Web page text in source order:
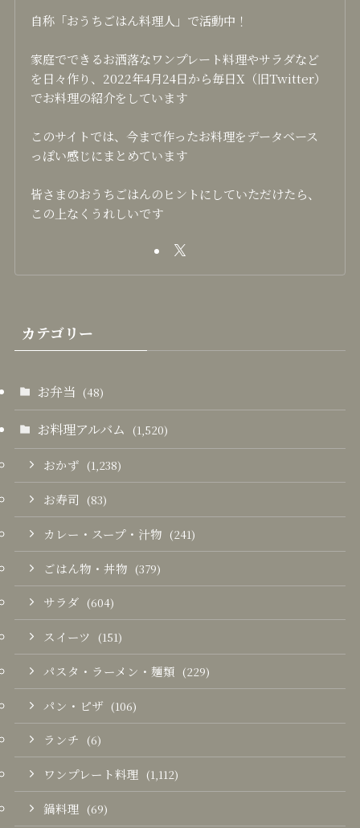
自称「おうちごはん料理人」で活動中！
家庭でできるお洒落なワンプレート料理やサラダなど
を日々作り、2022年4月24日から毎日X（旧Twitter）
でお料理の紹介をしています
このサイトでは、今まで作ったお料理をデータベース
っぽい感じにまとめています
皆さまのおうちごはんのヒントにしていただけたら、
この上なくうれしいです
カテゴリー
お弁当 (48)
お料理アルバム (1,520)
おかず (1,238)
お寿司 (83)
カレー・スープ・汁物 (241)
ごはん物・丼物 (379)
サラダ (604)
スイーツ (151)
パスタ・ラーメン・麺類 (229)
パン・ピザ (106)
ランチ (6)
ワンプレート料理 (1,112)
鍋料理 (69)